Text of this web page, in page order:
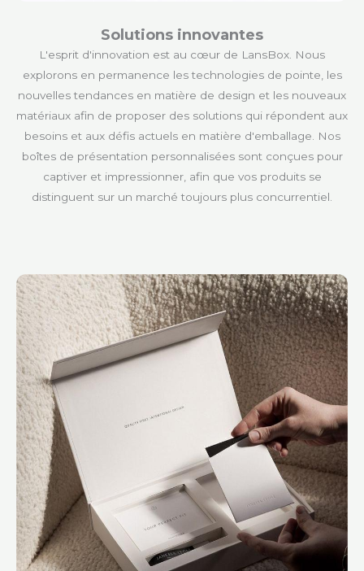
Solutions innovantes
L'esprit d'innovation est au cœur de LansBox. Nous
explorons en permanence les technologies de pointe, les
nouvelles tendances en matière de design et les nouveaux
matériaux afin de proposer des solutions qui répondent aux
besoins et aux défis actuels en matière d'emballage. Nos
boîtes de présentation personnalisées sont conçues pour
captiver et impressionner, afin que vos produits se
distinguent sur un marché toujours plus concurrentiel.